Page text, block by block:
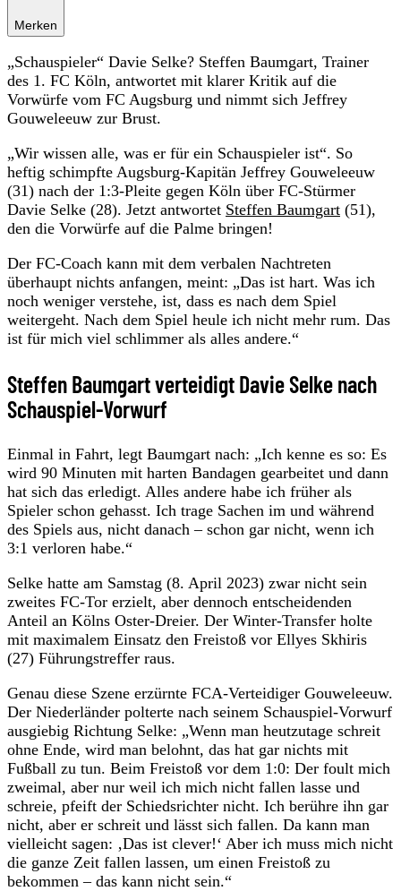
Merken
„Schauspieler“ Davie Selke? Steffen Baumgart, Trainer
des 1. FC Köln, antwortet mit klarer Kritik auf die
Vorwürfe vom FC Augsburg und nimmt sich Jeffrey
Gouweleeuw zur Brust.
„Wir wissen alle, was er für ein Schauspieler ist“. So
heftig schimpfte Augsburg-Kapitän Jeffrey Gouweleeuw
(31) nach der 1:3-Pleite gegen Köln über FC-Stürmer
Davie Selke (28). Jetzt antwortet Steffen Baumgart (51),
den die Vorwürfe auf die Palme bringen!
Der FC-Coach kann mit dem verbalen Nachtreten
überhaupt nichts anfangen, meint: „Das ist hart. Was ich
noch weniger verstehe, ist, dass es nach dem Spiel
weitergeht. Nach dem Spiel heule ich nicht mehr rum. Das
ist für mich viel schlimmer als alles andere.“
Steffen Baumgart verteidigt Davie Selke nach
Schauspiel-Vorwurf
Einmal in Fahrt, legt Baumgart nach: „Ich kenne es so: Es
wird 90 Minuten mit harten Bandagen gearbeitet und dann
hat sich das erledigt. Alles andere habe ich früher als
Spieler schon gehasst. Ich trage Sachen im und während
des Spiels aus, nicht danach – schon gar nicht, wenn ich
3:1 verloren habe.“
Selke hatte am Samstag (8. April 2023) zwar nicht sein
zweites FC-Tor erzielt, aber dennoch entscheidenden
Anteil an Kölns Oster-Dreier. Der Winter-Transfer holte
mit maximalem Einsatz den Freistoß vor Ellyes Skhiris
(27) Führungstreffer raus.
Genau diese Szene erzürnte FCA-Verteidiger Gouweleeuw.
Der Niederländer polterte nach seinem Schauspiel-Vorwurf
ausgiebig Richtung Selke: „Wenn man heutzutage schreit
ohne Ende, wird man belohnt, das hat gar nichts mit
Fußball zu tun. Beim Freistoß vor dem 1:0: Der foult mich
zweimal, aber nur weil ich mich nicht fallen lasse und
schreie, pfeift der Schiedsrichter nicht. Ich berühre ihn gar
nicht, aber er schreit und lässt sich fallen. Da kann man
vielleicht sagen: ‚Das ist clever!‘ Aber ich muss mich nicht
die ganze Zeit fallen lassen, um einen Freistoß zu
bekommen – das kann nicht sein.“